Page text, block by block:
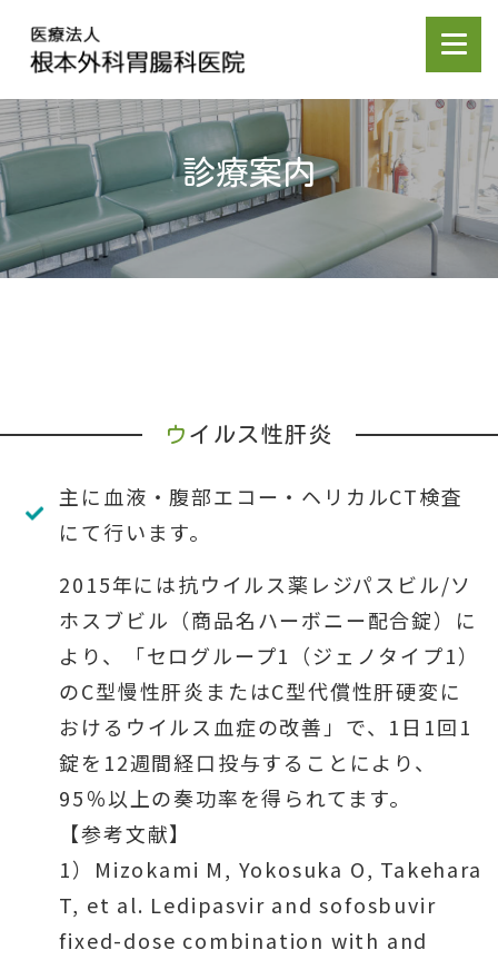
診療案内
ウ イルス性肝炎
主に血液・腹部エコー・ヘリカルCT検査
にて行います。
2015年には抗ウイルス薬レジパスビル/ソ
ホスブビル（商品名ハーボニー配合錠）に
より、「セログループ1（ジェノタイプ1）
のC型慢性肝炎またはC型代償性肝硬変に
おけるウイルス血症の改善」で、1日1回1
錠を12週間経口投与することにより、
95％以上の奏功率を得られてます。
【参考文献】
1）Mizokami M, Yokosuka O, Takehara
T, et al. Ledipasvir and sofosbuvir
fixed-dose combination with and